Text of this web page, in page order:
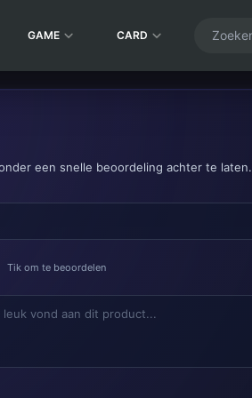
GAME CARD
een snelle beoordeling achter te laten.
Tik om te beoordelen